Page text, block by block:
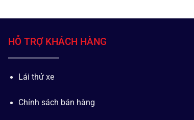
HỖ TRỢ KHÁCH HÀNG
Lái thử xe
Chính sách bán hàng